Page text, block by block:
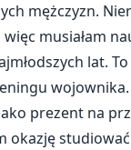
mężczyzn.
musiałam
lat.
prezent na
okazję